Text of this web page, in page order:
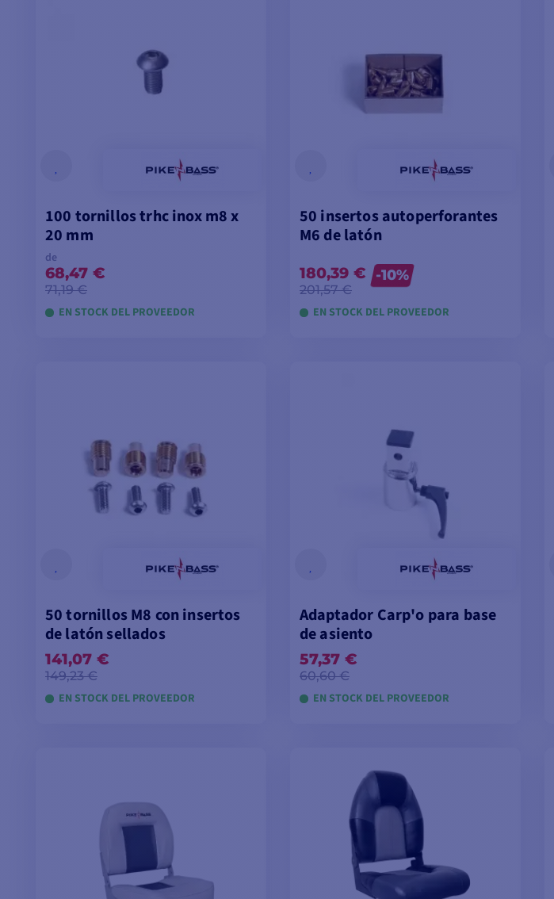
100 tornillos trhc inox m8 x
20 mm
de
68,47 €
71,19 €
EN STOCK DEL PROVEEDOR
50 insertos autoperforantes
M6 de latón
180,39 €
201,57 €
-10%
EN STOCK DEL PROVEEDOR
50 tornillos M8 con insertos
de latón sellados
141,07 €
149,23 €
EN STOCK DEL PROVEEDOR
Adaptador Carp'o para base
de asiento
57,37 €
60,60 €
EN STOCK DEL PROVEEDOR